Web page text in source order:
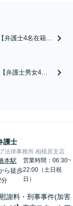
弁護士4名在籍】
さい。
弁護士男女4人
護士
法律事務所 相模原支店
本駅
ら徒歩
分
営業時間：06:30~
22:00（土日祝
日）
謝料・刑事事件(加害